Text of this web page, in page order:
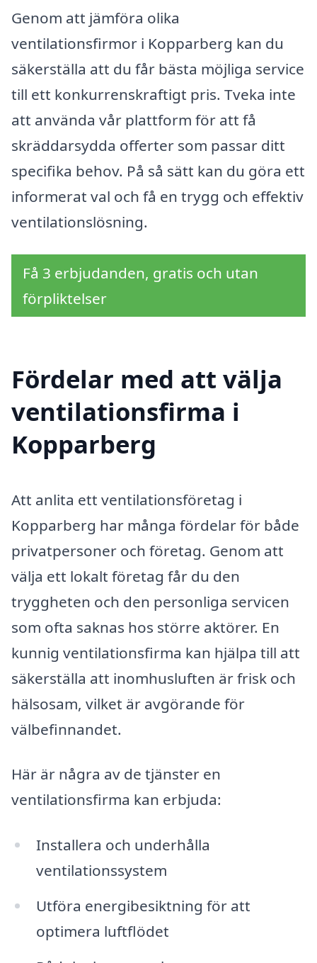
Genom att jämföra olika
ventilationsfirmor i Kopparberg kan du
säkerställa att du får bästa möjliga service
till ett konkurrenskraftigt pris. Tveka inte
att använda vår plattform för att få
skräddarsydda offerter som passar ditt
specifika behov. På så sätt kan du göra ett
informerat val och få en trygg och effektiv
ventilationslösning.
Få 3 erbjudanden, gratis och utan
förpliktelser
Fördelar med att välja
ventilationsfirma i
Kopparberg
Att anlita ett ventilationsföretag i
Kopparberg har många fördelar för både
privatpersoner och företag. Genom att
välja ett lokalt företag får du den
tryggheten och den personliga servicen
som ofta saknas hos större aktörer. En
kunnig ventilationsfirma kan hjälpa till att
säkerställa att inomhusluften är frisk och
hälsosam, vilket är avgörande för
välbefinnandet.
Här är några av de tjänster en
ventilationsfirma kan erbjuda:
Installera och underhålla
ventilationssystem
Utföra energibesiktning för att
optimera luftflödet